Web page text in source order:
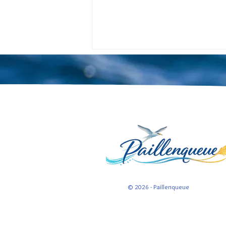
La lettre dans le roman -
Atelier d'écriture
© 2026 - Paillenqueue